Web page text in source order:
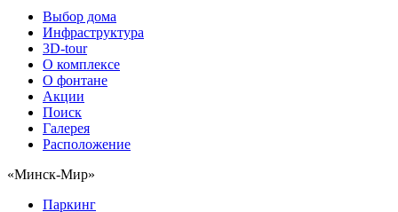
Выбор дома
Инфраструктура
3D-tour
О комплексе
О фонтане
Акции
Поиск
Галерея
Расположение
«Минск-Мир»
Паркинг